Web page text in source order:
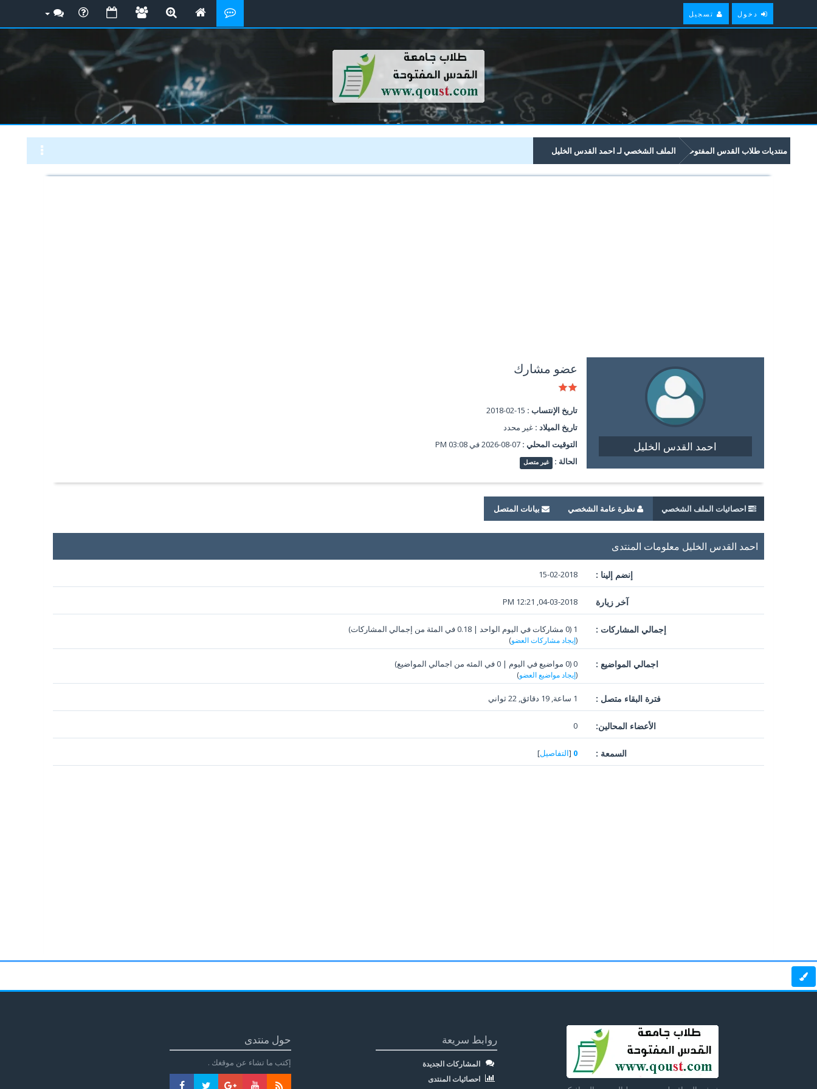
دخول تسجيل
منتديات طلاب القدس المفتوحة الملف الشخصي لـ احمد القدس الخليل
احمد القدس الخليل
عضو مشارك
تاريخ الإنتساب :
تاريخ الميلاد : غير محدد
التوقيت المحلي : 07-08-2026 في 03:08 PM
الحالة :
غير متصل
احصائيات الملف الشخصي نظرة عامة الشخصي بيانات المتصل
احمد القدس الخليل معلومات المنتدى
إنضم إلينا : 15-02-2018
آخر زيارة 04-03-2018, 12:21 PM
إجمالي المشاركات : 1 (0 مشاركات في اليوم الواحد | 0.18 في المئة من إجمالي المشاركات)
(إيجاد مشاركات العضو)
اجمالي المواضيع : 0 (0 مواضيع في اليوم | 0 في المئه من اجمالي المواضيع)
(إيجاد مواضيع العضو)
فترة البقاء متصل : 1 ساعة, 19 دقائق, 22 ثواني
الأعضاء المحالين: 0
السمعة : 0
[التفاصيل]
روابط سريعة
المشاركات الجديدة
احصائيات المنتدى
حول منتدى
إكتب ما تشاء عن موقغك .